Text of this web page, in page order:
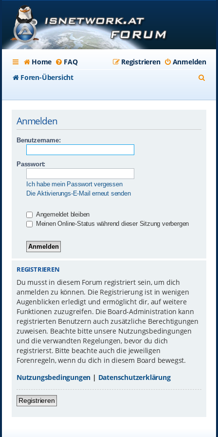
Home FAQ Anmelden
Registrieren
Foren-Übersicht
Anmelden
Benutzername:
Passwort:
Ich habe mein Passwort vergessen
Die Aktivierungs-E-Mail erneut senden
Angemeldet bleiben
Meinen Online-Status während dieser Sitzung verbergen
REGISTRIEREN
Du musst in diesem Forum registriert sein, um dich
anmelden zu können. Die Registrierung ist in wenigen
Augenblicken erledigt und ermöglicht dir, auf weitere
Funktionen zuzugreifen. Die Board-Administration kann
registrierten Benutzern auch zusätzliche Berechtigungen
zuweisen. Beachte bitte unsere Nutzungsbedingungen
und die verwandten Regelungen, bevor du dich
registrierst. Bitte beachte auch die jeweiligen
Forenregeln, wenn du dich in diesem Board bewegst.
Nutzungsbedingungen | Datenschutzerklärung
Registrieren